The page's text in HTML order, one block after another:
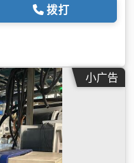
拨打
小广告